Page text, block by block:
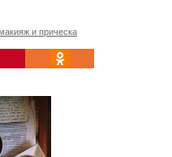
и прическа